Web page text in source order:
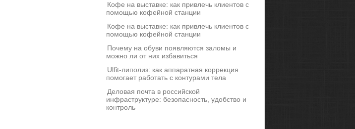
Кофе на выставке: как привлечь клиентов с
помощью кофейной станции
Кофе на выставке: как привлечь клиентов с
помощью кофейной станции
Почему на обуви появляются заломы и
можно ли от них избавиться
Ulfit-липолиз: как аппаратная коррекция
помогает работать с контурами тела
Деловая почта в российской
инфраструктуре: безопасность, удобство и
контроль